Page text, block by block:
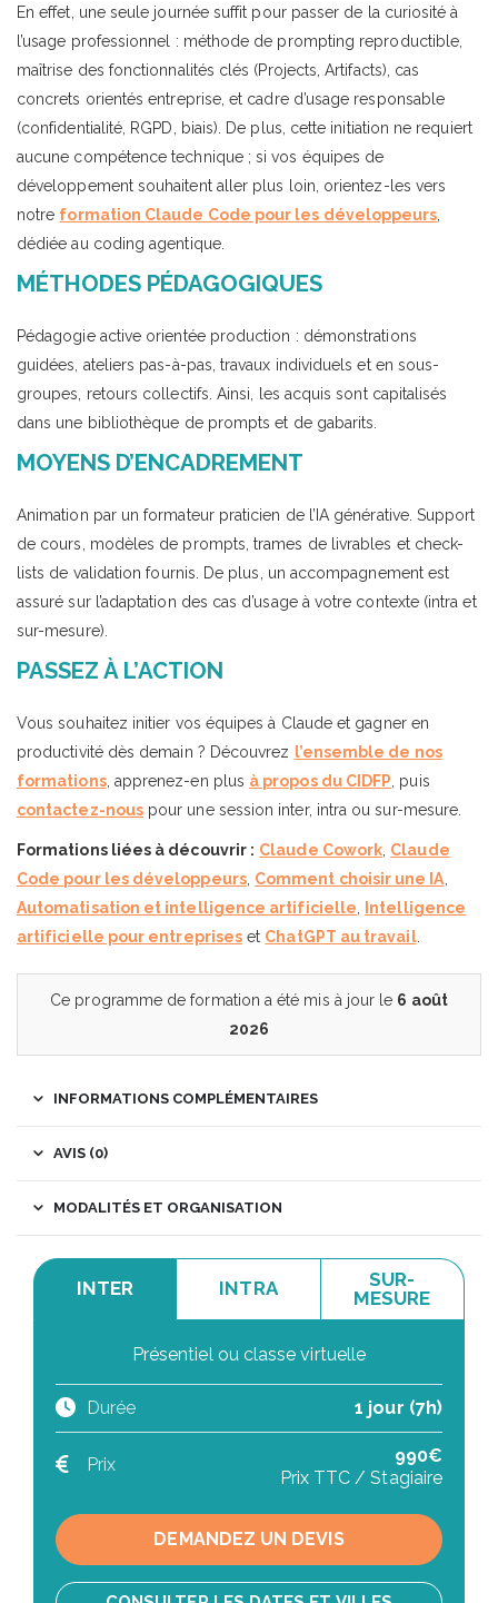
En effet, une seule journée suffit pour passer de la curiosité à
l’usage professionnel : méthode de prompting reproductible,
maîtrise des fonctionnalités clés (Projects, Artifacts), cas
concrets orientés entreprise, et cadre d’usage responsable
(confidentialité, RGPD, biais). De plus, cette initiation ne requiert
aucune compétence technique ; si vos équipes de
développement souhaitent aller plus loin, orientez-les vers
notre formation Claude Code pour les développeurs
dédiée au coding agentique.
MÉTHODES PÉDAGOGIQUES
Pédagogie active orientée production : démonstrations
guidées, ateliers pas-à-pas, travaux individuels et en sous-
groupes, retours collectifs. Ainsi, les acquis sont capitalisés
dans une bibliothèque de prompts et de gabarits.
MOYENS D’ENCADREMENT
Animation par un formateur praticien de l’IA générative. Support
de cours, modèles de prompts, trames de livrables et check-
lists de validation fournis. De plus, un accompagnement est
assuré sur l’adaptation des cas d’usage à votre contexte (intra et
sur-mesure).
PASSEZ À L’ACTION
Vous souhaitez initier vos équipes à Claude et gagner en
productivité dès demain ? Découvrez l’ensemble de nos
formations, apprenez-en plus à propos du CIDFP , puis
contactez-nouspour une session inter, intra ou sur-mesure.
Formations liées à découvrir : Claude Cowork Claude
Code pour les développeurs, Comment choisir une IA
Automatisation et intelligence artificielle
Intelligence
artificielle pour entreprises et ChatGPT au travail.
Ce programme de formation a été mis à jour le 6 août
2026
INFORMATIONS COMPLÉMENTAIRES
AVIS (0)
MODALITÉS ET ORGANISATION
INTER INTRA
SUR-
MESURE
Présentiel ou classe virtuelle
Durée 1 jour (7h)
Prix
990€
Prix TTC / Stagiaire
DEMANDEZ UN DEVIS